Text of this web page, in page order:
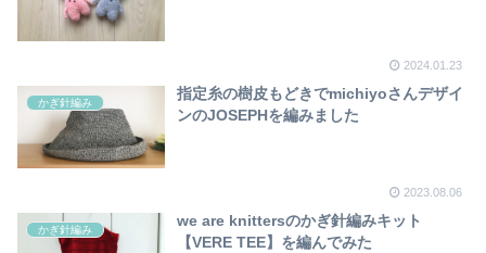
2024.01.23
かぎ針編み
指定糸の樹皮もどきでmichiyoさんデザイ
ンのJOSEPHを編みました
2023.08.06
かぎ針編み
we are knittersのかぎ針編みキット
【VERE TEE】を編んでみた